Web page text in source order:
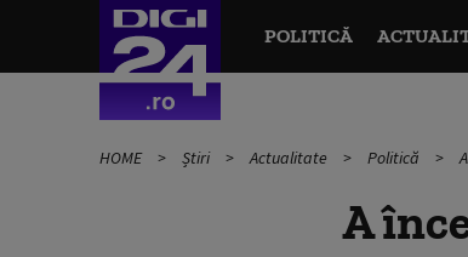
POLITICĂ
HOME Știri Actualitate Politică
A